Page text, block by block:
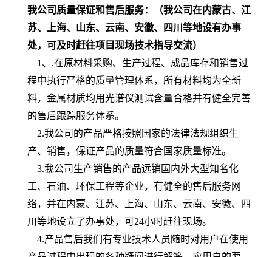
我公司质量保证和售后服务：
（我公司在内蒙古、江
苏、上海、山东、云南、安徽、四川等地设有办事
处，可及时赶往项目现场技术指导交流）
1、 .在原材料采购、生产过程、成品库存和销售过
程中执行严格的质量管理体系，所有材料均为全新
料， 金属材质均用光谱仪测试含量合格并有健全完善
的售后跟踪服务体系。
2.我公司的产品严格按照国家的法律法规组织生
产、销售，保证产品的质量符合国家质量标准。
3.我公司生产销售的产品远销国内外大型知名化
工、石油、环保工程等企业，有健全的售后服务网
络，并在内蒙、江苏、上海、山东、云南、安徽、四
川等地设立了办事处，可24小时赶往现场。
4.产品售后我们有专业技术人员随时对用户在使用